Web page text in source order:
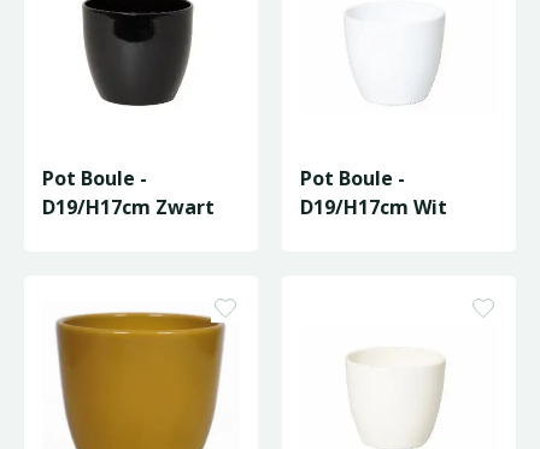
Pot Boule -
D19/H17cm Zwart
Pot Boule -
D19/H17cm Wit